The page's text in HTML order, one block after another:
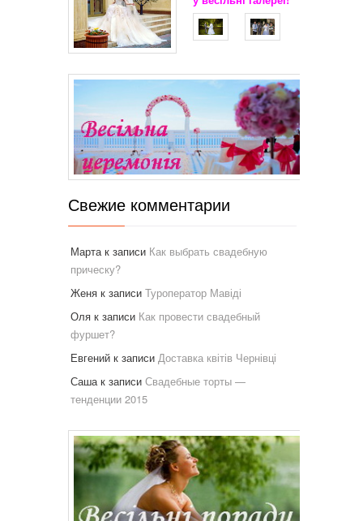
Свежие комментарии
Марта к записи Как выбрать свадебную
прическу?
Женя к записи Туроператор Мавіді
Оля к записи Как провести свадебный
фуршет?
Евгений к записи Доставка квітів Чернівці
Саша к записи Свадебные торты —
тенденции 2015